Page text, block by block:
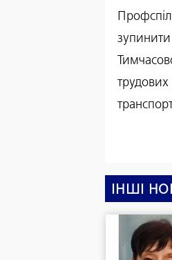
трудових
ІНШІ